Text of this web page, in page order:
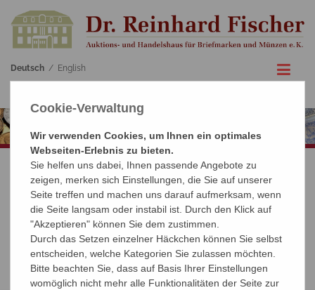
Deutsch / English
KATALOGARCHIV
› Online-Archiv
Cookie-Verwaltung
Wir verwenden Cookies, um Ihnen ein optimales
Webseiten-Erlebnis zu bieten.
Sie helfen uns dabei, Ihnen passende Angebote zu
zeigen, merken sich Einstellungen, die Sie auf unserer
Seite treffen und machen uns darauf aufmerksam, wenn
die Seite langsam oder instabil ist. Durch den Klick auf
"Akzeptieren" können Sie dem zustimmen.
Durch das Setzen einzelner Häckchen können Sie selbst
entscheiden, welche Kategorien Sie zulassen möchten.
Bitte beachten Sie, dass auf Basis Ihrer Einstellungen
womöglich nicht mehr alle Funktionalitäten der Seite zur